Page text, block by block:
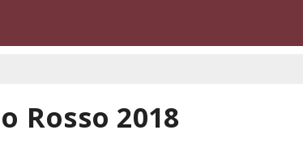
Rosso 2018